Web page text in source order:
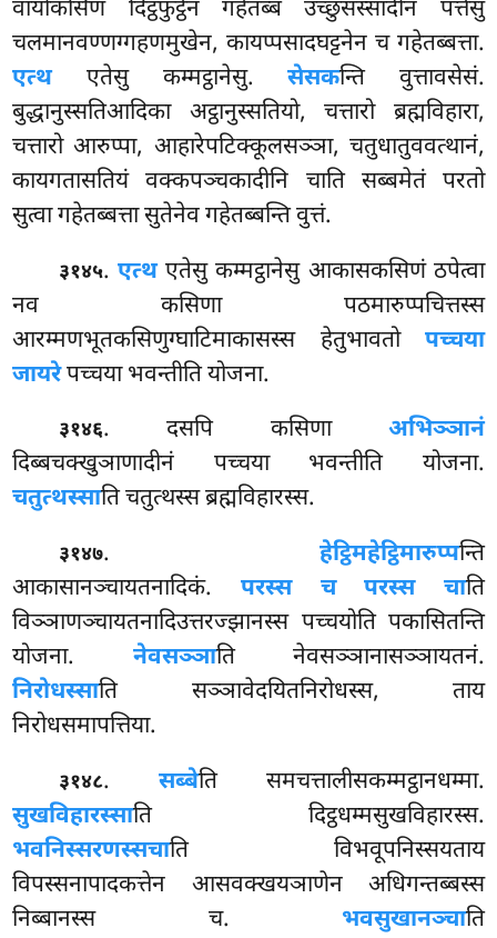
वायोकसिणं दिट्ठफुट्ठेन गहेतब्बं उच्छुसस्सादीनं पत्तेसु
चलमानवण्णग्गहणमुखेन, कायप्पसादघट्टनेन च गहेतब्बत्ता.
एत्थएतेसु कम्मट्ठानेसु.सेसकन्ति वुत्तावसेसं.
बुद्धानुस्सतिआदिका अट्ठानुस्सतियो, चत्तारो ब्रह्मविहारा,
चत्तारो आरुप्पा, आहारेपटिक्कूलसञ्ञा, चतुधातुववत्थानं,
कायगतासतियं वक्कपञ्चकादीनि चाति सब्बमेतं परतो
सुत्वा गहेतब्बत्ता सुतेनेव गहेतब्बन्ति वुत्तं.
३१४५.एत्थएतेसु कम्मट्ठानेसु आकासकसिणं ठपेत्वा
नव कसिणा पठमारुप्पचित्तस्स
आरम्मणभूतकसिणुग्घाटिमाकासस्स हेतुभावतो पच्चया
जायरेपच्चया भवन्तीति योजना.
३१४६. दसपि कसिणा अभिञ्ञानं
दिब्बचक्खुञाणादीनं पच्चया भवन्तीति योजना.
चतुत्थस्साति चतुत्थस्स ब्रह्मविहारस्स.
३१४७. हेट्ठिमहेट्ठिमारुप्पन्ति
आकासानञ्चायतनादिकं. परस्स च परस्स चाति
विञ्ञाणञ्चायतनादिउत्तरज्झानस्स पच्चयोति पकासितन्ति
योजना. नेवसञ्ञाति नेवसञ्ञानासञ्ञायतनं.
निरोधस्साति सञ्ञावेदयितनिरोधस्स, ताय
निरोधसमापत्तिया.
३१४८. सब्बेति समचत्तालीसकम्मट्ठानधम्मा.
सुखविहारस्साति दिट्ठधम्मसुखविहारस्स.
भवनिस्सरणस्सचाति विभवूपनिस्सयताय
विपस्सनापादकत्तेन आसवक्खयञाणेन अधिगन्तब्बस्स
निब्बानस्स च. भवसुखानञ्चाति